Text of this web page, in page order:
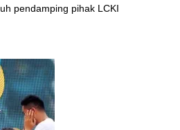
pendamping pihak LCKI